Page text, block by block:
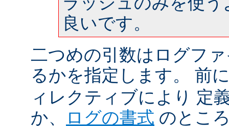
良いです。
二つめの引数はログフ
るかを指定します。 前
ィレクティブにより 定
か、
ログの書式 のとこ